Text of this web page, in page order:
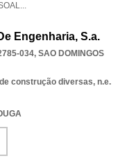
...
Engenharia, S.a.
034, SAO DOMINGOS
construção diversas, n.e.